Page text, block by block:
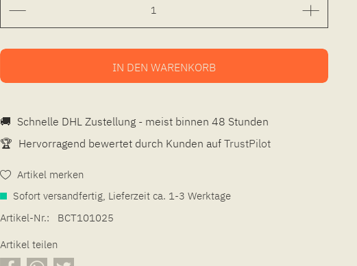
IN DEN WARENKORB
🚚 Schnelle DHL Zustellung - meist binnen 48 Stunden
🏆 Hervorragend bewertet durch Kunden aufTrustPilot
Artikel merken
Sofort versandfertig, Lieferzeit ca. 1-3 Werktage
Artikel-Nr.:
BCT101025
Artikel teilen